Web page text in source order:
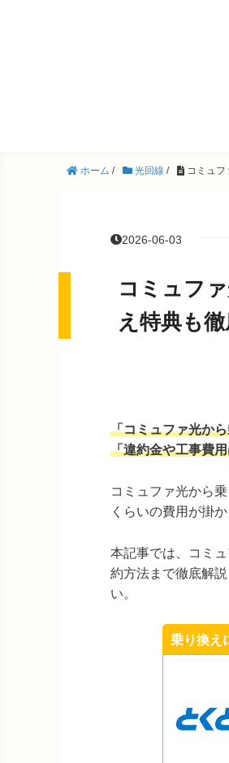
ホーム / 光回線 / コミュフ
2026-06-03
コミュフ
え特典も
「コミュファ光か
「違約金や工事費
コミュファ光から
くらいの費用が掛
本記事では、コミ
約方法まで徹底解
い。
乗り換え